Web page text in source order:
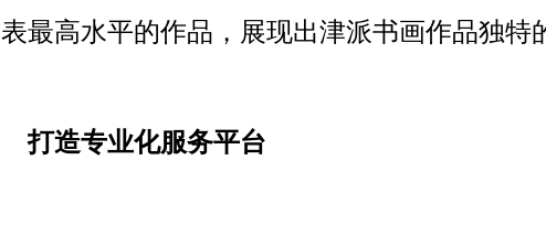
表最高水平的作品，展现出津派书画作品独特
打造专业化服务平台